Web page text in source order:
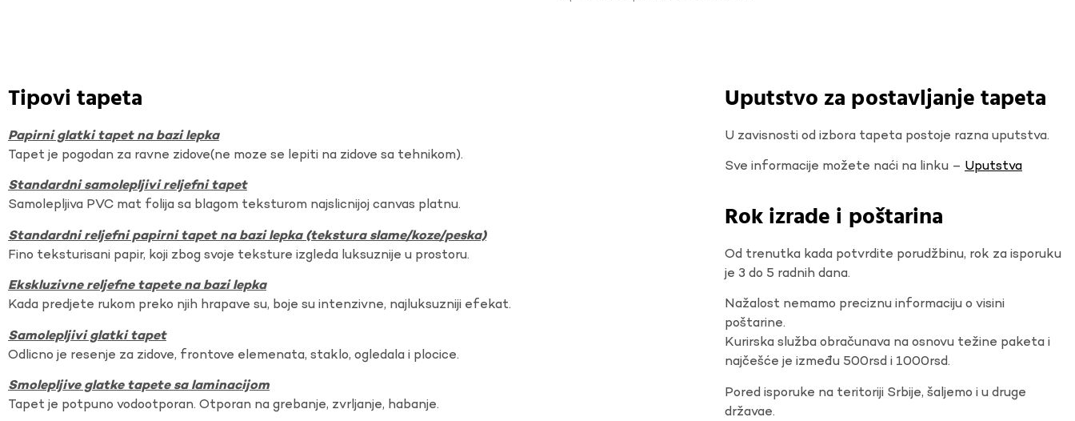
Tipovi tapeta
Papirni glatki tapet na bazi lepka
Tapet je pogodan za ravne zidove(ne moze se lepiti na zidove sa tehnikom).
Standardni samolepljivi reljefni tapet
Samolepljiva PVC mat folija sa blagom teksturom najslicnijoj canvas platnu.
Standardni reljefni papirni tapet na bazi lepka (tekstura slame/koze/peska)
Fino teksturisani papir, koji zbog svoje teksture izgleda luksuznije u prostoru.
Ekskluzivne reljefne tapete na bazi lepka
Kada predjete rukom preko njih hrapave su, boje su intenzivne, najluksuzniji efekat.
Samolepljivi glatki tapet
Odlicno je resenje za zidove, frontove elemenata, staklo, ogledala i plocice.
Smolepljive glatke tapete sa laminacijom
Tapet je potpuno vodootporan. Otporan na grebanje, zvrljanje, habanje.
Uputstvo za postavljanje tapeta
U zavisnosti od izbora tapeta postoje razna uputstva.
Sve informacije možete naći na linku – Uputstva
Rok izrade i poštarina
Od trenutka kada potvrdite porudžbinu, rok za isporuku
je 3 do 5 radnih dana.
Nažalost nemamo preciznu informaciju o visini
poštarine.
Kurirska služba obračunava na osnovu težine paketa i
najčešće je između 500rsd i 1000rsd.
Pored isporuke na teritoriji Srbije, šaljemo i u druge
državae.